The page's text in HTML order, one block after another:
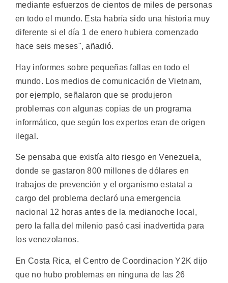
mediante esfuerzos de cientos de miles de personas
en todo el mundo. Esta habría sido una historia muy
diferente si el día 1 de enero hubiera comenzado
hace seis meses", añadió.
Hay informes sobre pequeñas fallas en todo el
mundo. Los medios de comunicación de Vietnam,
por ejemplo, señalaron que se produjeron
problemas con algunas copias de un programa
informático, que según los expertos eran de origen
ilegal.
Se pensaba que existía alto riesgo en Venezuela,
donde se gastaron 800 millones de dólares en
trabajos de prevención y el organismo estatal a
cargo del problema declaró una emergencia
nacional 12 horas antes de la medianoche local,
pero la falla del milenio pasó casi inadvertida para
los venezolanos.
En Costa Rica, el Centro de Coordinacion Y2K dijo
que no hubo problemas en ninguna de las 26